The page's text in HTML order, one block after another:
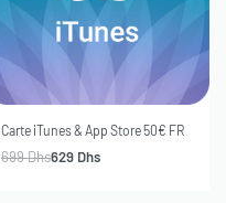
Carte iTunes & App Store 50€ FR
699Dhs629 Dhs